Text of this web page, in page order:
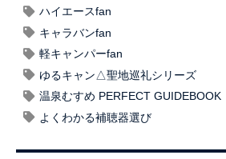
ハイエースfan
キャラバンfan
軽キャンパーfan
ゆるキャン△聖地巡礼シリーズ
温泉むすめ PERFECT GUIDEBOOK
よくわかる補聴器選び